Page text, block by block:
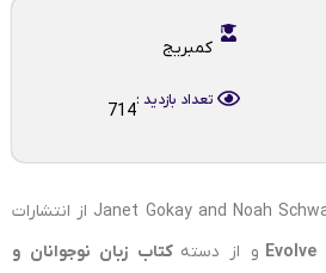
کمبریج
تعداد بازدید :714
کتاب Evolve 6 اثر Janet Gokay and Noah Schwartzberg از انتشارات
و از دستهکتاب زبان نوجوانان و